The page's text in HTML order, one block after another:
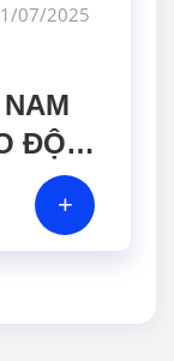
07/2025
ĐỘ
+